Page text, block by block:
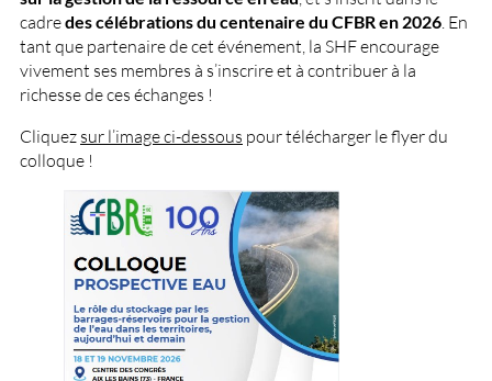
cadredes célébrations du centenaire du CFBR en 2026. En
tant que partenaire de cet événement, la SHF encourage
vivement ses membres à s’inscrire et à contribuer à la
richesse de ces échanges !
Cliquez sur l’image ci-dessous pour télécharger le flyer du
colloque !